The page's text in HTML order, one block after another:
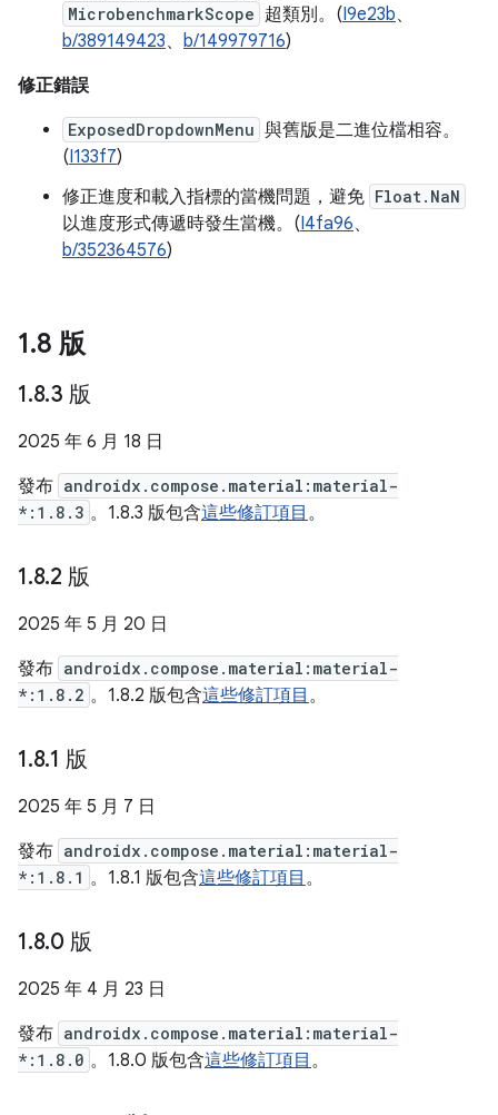
MicrobenchmarkScope 超類別。(I9e23b、
b/389149423、 b/149979716)
修正錯誤
ExposedDropdownMenu 與舊版是二進位檔相容。
(I133f7)
修正進度和載入指標的當機問題，避免 Float.NaN
以進度形式傳遞時發生當機。(I4fa96、
b/352364576)
1.8 版
1.8.3 版
2025 年 6 月 18 日
發布 androidx.compose.material:material-
*:1.8.3 。1.8.3 版包含這些修訂項目 。
1.8.2 版
2025 年 5 月 20 日
發布 androidx.compose.material:material-
*:1.8.2 。1.8.2 版包含這些修訂項目 。
1.8.1 版
2025 年 5 月 7 日
發布 androidx.compose.material:material-
*:1.8.1 。1.8.1 版包含這些修訂項目 。
1.8.0 版
2025 年 4 月 23 日
發布 androidx.compose.material:material-
*:1.8.0 。1.8.0 版包含這些修訂項目 。